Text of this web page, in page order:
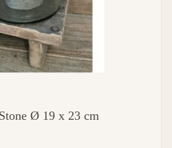
Ø 19 x 23 cm